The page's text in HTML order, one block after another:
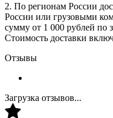
2. По регионам России
России или грузовыми
сумму от 1 000 рублей по
Стоимость доставки
Отзывы
Загрузка отзывов...